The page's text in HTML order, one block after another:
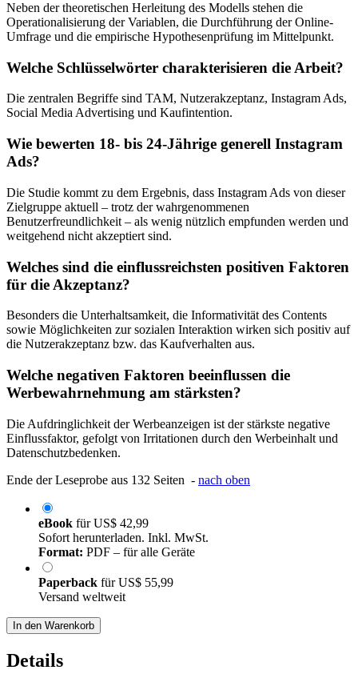
Neben der theoretischen Herleitung des Modells stehen die
Operationalisierung der Variablen, die Durchführung der Online-
Umfrage und die empirische Hypothesenprüfung im Mittelpunkt.
Welche Schlüsselwörter charakterisieren die Arbeit?
Die zentralen Begriffe sind TAM, Nutzerakzeptanz, Instagram Ads,
Social Media Advertising und Kaufintention.
Wie bewerten 18- bis 24-Jährige generell Instagram
Ads?
Die Studie kommt zu dem Ergebnis, dass Instagram Ads von dieser
Zielgruppe aktuell – trotz der wahrgenommenen
Benutzerfreundlichkeit – als wenig nützlich empfunden werden und
weitgehend nicht akzeptiert sind.
Welches sind die einflussreichsten positiven Faktoren
für die Akzeptanz?
Besonders die Unterhaltsamkeit, die Informativität des Contents
sowie Möglichkeiten zur sozialen Interaktion wirken sich positiv auf
die Nutzerakzeptanz bzw. das Kaufverhalten aus.
Welche negativen Faktoren beeinflussen die
Werbewahrnehmung am stärksten?
Die Aufdringlichkeit der Werbeanzeigen ist der stärkste negative
Einflussfaktor, gefolgt von Irritationen durch den Werbeinhalt und
Datenschutzbedenken.
Ende der Leseprobe aus 132 Seiten - nach oben
eBook fürUS$ 42,99
Sofort herunterladen. Inkl. MwSt.
Format: PDF – für alle Geräte
Paperback fürUS$ 55,99
Versand weltweit
In den Warenkorb
Details